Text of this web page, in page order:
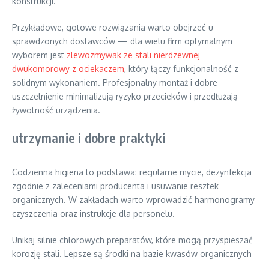
Przykładowe, gotowe rozwiązania warto obejrzeć u
sprawdzonych dostawców — dla wielu firm optymalnym
wyborem jest zlewozmywak ze stali nierdzewnej
dwukomorowy z ociekaczem, który łączy funkcjonalność z
solidnym wykonaniem. Profesjonalny montaż i dobre
uszczelnienie minimalizują ryzyko przecieków i przedłużają
żywotność urządzenia.
utrzymanie i dobre praktyki
Codzienna higiena to podstawa: regularne mycie, dezynfekcja
zgodnie z zaleceniami producenta i usuwanie resztek
organicznych. W zakładach warto wprowadzić harmonogramy
czyszczenia oraz instrukcje dla personelu.
Unikaj silnie chlorowych preparatów, które mogą przyspieszać
korozję stali. Lepsze są środki na bazie kwasów organicznych